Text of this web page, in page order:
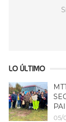
LO ÚLTIMO
05/